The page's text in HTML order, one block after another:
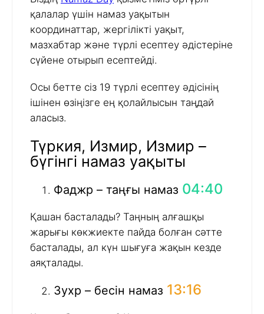
қалалар үшін намаз уақытын
координаттар, жергілікті уақыт,
мазхабтар және түрлі есептеу әдістеріне
сүйене отырып есептейді.
Осы бетте сіз 19 түрлі есептеу әдісінің
ішінен өзіңізге ең қолайлысын таңдай
аласыз.
Түркия, Измир, Измир –
бүгінгі намаз уақыты
Фаджр – таңғы намаз 04:40
Қашан басталады? Таңның алғашқы
жарығы көкжиекте пайда болған сәтте
басталады, ал күн шығуға жақын кезде
аяқталады.
Зухр – бесін намаз 13:16